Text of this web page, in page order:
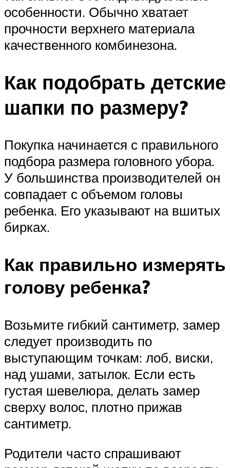
особенности. Обычно хватает
прочности верхнего материала
качественного комбинезона.
Как подобрать детские
шапки по размеру?
Покупка начинается с правильного
подбора размера головного убора.
У большинства производителей он
совпадает с объемом головы
ребенка. Его указывают на вшитых
бирках.
Как правильно измерять
голову ребенка?
Возьмите гибкий сантиметр, замер
следует производить по
выступающим точкам: лоб, виски,
над ушами, затылок. Если есть
густая шевелюра, делать замер
сверху волос, плотно прижав
сантиметр.
Родители часто спрашивают